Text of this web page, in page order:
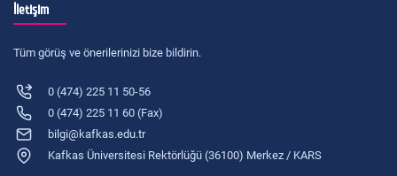
İletişim
Tüm görüş ve önerilerinizi bize bildirin.
0 (474) 225 11 50-56
0 (474) 225 11 60 (Fax)
bilgi@kafkas.edu.tr
Kafkas Üniversitesi Rektörlüğü (36100) Merkez / KARS